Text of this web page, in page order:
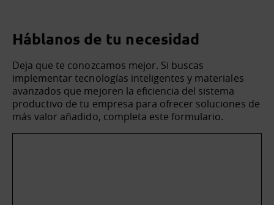
Háblanos de tu necesidad
Deja que te conozcamos mejor. Si buscas
implementar tecnologías inteligentes y materiales
avanzados que mejoren la eficiencia del sistema
productivo de tu empresa para ofrecer soluciones de
más valor añadido, completa este formulario.